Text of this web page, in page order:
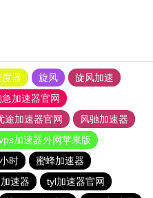
器 旋风
旋风加速
急加速器官网
途加速器官网
风驰加速器
加速器外网苹果版
时
蜜蜂加速器
速器
tyl加速器官网